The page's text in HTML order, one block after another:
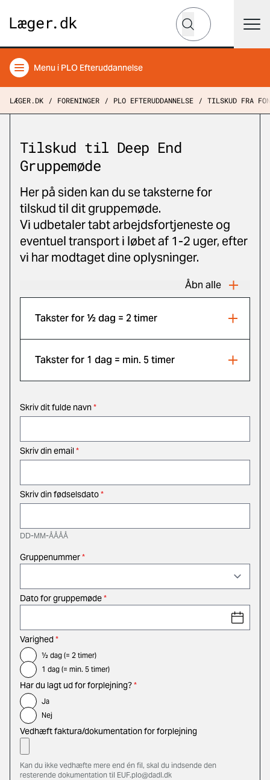
Hvad leder du efter?
Søg
Menu i PLO Efteruddannelse
LÆGER.DK FORENINGER PLO EFTERUDDANNELSE TILSKUD FRA
Tilskud til Deep End
Gruppemøde
Her på siden kan du se taksterne for
tilskud til dit gruppemøde.
Vi udbetaler tabt arbejdsfortjeneste og
eventuel transport i løbet af 1-2 uger, efter
vi har modtaget dine oplysninger.
Åbn alle
Takster for ½ dag = 2 timer
Takster for 1 dag = min. 5 timer
Skriv dit fulde navn*
Skriv din email *
Skriv din fødselsdato*
DD-MM-ÅÅÅÅ
Gruppenummer*
Dato for gruppemøde*
Varighed *
½ dag (= 2 timer)
1 dag (= min. 5 timer)
Har du lagt ud for forplejning?*
Ja
Nej
Vedhæft faktura/dokumentation for forplejning
Kan du ikke vedhæfte mere end én fil, skal du indsende den
resterende dokumentation til EUF.plo@dadl.dk